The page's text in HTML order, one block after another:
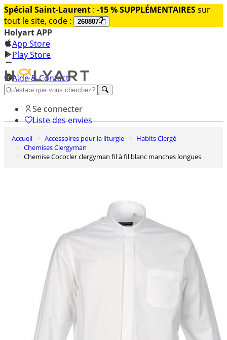
Spécial Saint-Laurent : -15 % SUPPLÉMENTAIRESsur
tout le site, code :
260807
Holyart APP
App Store
Play Store
Aide & Contact
Découvrez Premium
Se connecter
Liste des envies
0
Panier
Accueil Accessoires pour la liturgie
Habits Clergé
Chemises Clergyman
Chemise Cococler clergyman fil à fil blanc manches longues